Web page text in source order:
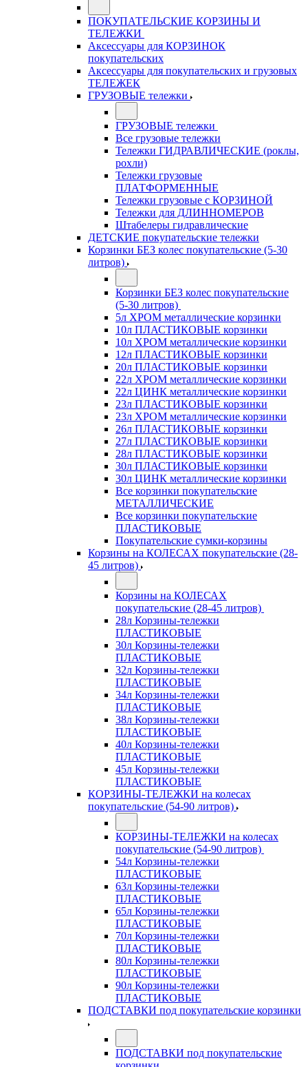
ПОКУПАТЕЛЬСКИЕ КОРЗИНЫ И
ТЕЛЕЖКИ
Аксессуары для КОРЗИНОК
покупательских
Аксессуары для покупательских и грузовых
ТЕЛЕЖЕК
ГРУЗОВЫЕ тележки
ГРУЗОВЫЕ тележки
Все грузовые тележки
Тележки ГИДРАВЛИЧЕСКИЕ (роклы,
рохли)
Тележки грузовые
ПЛАТФОРМЕННЫЕ
Тележки грузовые с КОРЗИНОЙ
Тележки для ДЛИННОМЕРОВ
Штабелеры гидравлические
ДЕТСКИЕ покупательские тележки
Корзинки БЕЗ колес покупательские (5-30
литров)
Корзинки БЕЗ колес покупательские
(5-30 литров)
5л ХРОМ металлические корзинки
10л ПЛАСТИКОВЫЕ корзинки
10л ХРОМ металлические корзинки
12л ПЛАСТИКОВЫЕ корзинки
20л ПЛАСТИКОВЫЕ корзинки
22л ХРОМ металлические корзинки
22л ЦИНК металлические корзинки
23л ПЛАСТИКОВЫЕ корзинки
23л ХРОМ металлические корзинки
26л ПЛАСТИКОВЫЕ корзинки
27л ПЛАСТИКОВЫЕ корзинки
28л ПЛАСТИКОВЫЕ корзинки
30л ПЛАСТИКОВЫЕ корзинки
30л ЦИНК металлические корзинки
Все корзинки покупательские
МЕТАЛЛИЧЕСКИЕ
Все корзинки покупательские
ПЛАСТИКОВЫЕ
Покупательские сумки-корзины
Корзины на КОЛЕСАХ покупательские (28-
45 литров)
Корзины на КОЛЕСАХ
покупательские (28-45 литров)
28л Корзины-тележки
ПЛАСТИКОВЫЕ
30л Корзины-тележки
ПЛАСТИКОВЫЕ
32л Корзины-тележки
ПЛАСТИКОВЫЕ
34л Корзины-тележки
ПЛАСТИКОВЫЕ
38л Корзины-тележки
ПЛАСТИКОВЫЕ
40л Корзины-тележки
ПЛАСТИКОВЫЕ
45л Корзины-тележки
ПЛАСТИКОВЫЕ
КОРЗИНЫ-ТЕЛЕЖКИ на колесах
покупательские (54-90 литров)
КОРЗИНЫ-ТЕЛЕЖКИ на колесах
покупательские (54-90 литров)
54л Корзины-тележки
ПЛАСТИКОВЫЕ
63л Корзины-тележки
ПЛАСТИКОВЫЕ
65л Корзины-тележки
ПЛАСТИКОВЫЕ
70л Корзины-тележки
ПЛАСТИКОВЫЕ
80л Корзины-тележки
ПЛАСТИКОВЫЕ
90л Корзины-тележки
ПЛАСТИКОВЫЕ
ПОДСТАВКИ под покупательские корзинки
ПОДСТАВКИ под покупательские